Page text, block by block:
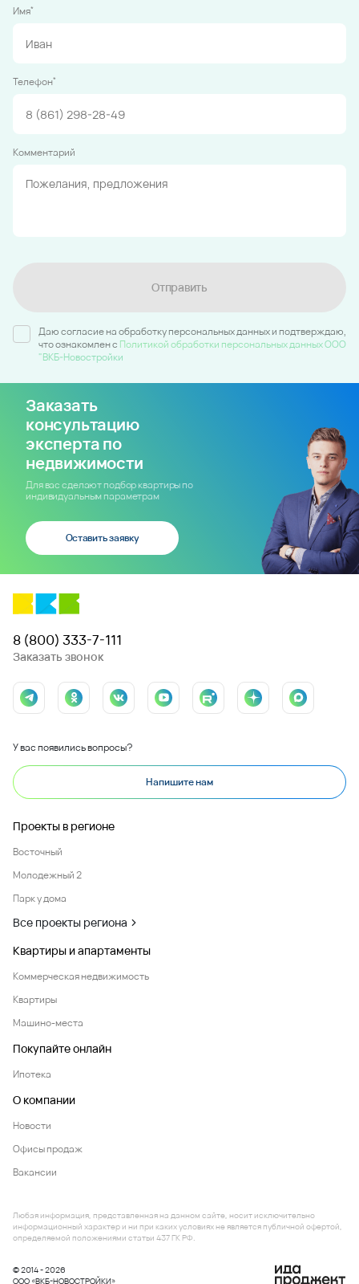
Имя*
Телефон*
Комментарий
Отправить
Даю согласие на обработку персональных данных и подтверждаю,
что ознакомлен c Политикой обработки персональных данных ООО
"ВКБ-Новостройки
Заказать
консультацию
эксперта по
недвижимости
Для вас сделают подбор квартиры по
индивидуальным параметрам
Оставить заявку
8 (800) 333-7-111
Заказать звонок
У вас появились вопросы?
Напишите нам
Проекты в регионе
Восточный
Молодежный 2
Парк у дома
Все проекты региона
Квартиры и апартаменты
Коммерческая недвижимость
Квартиры
Машино-места
Покупайте онлайн
Ипотека
О компании
Новости
Офисы продаж
Вакансии
© 2014 - 2026
ООО «ВКБ-НОВОСТРОЙКИ»
Любая информация, представленная на данном сайте, носит исключительно
информационный характер и ни при каких условиях не является публичной офертой,
определяемой положениями статьи 437 ГК РФ.